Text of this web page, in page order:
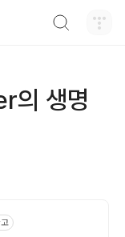
의 생명